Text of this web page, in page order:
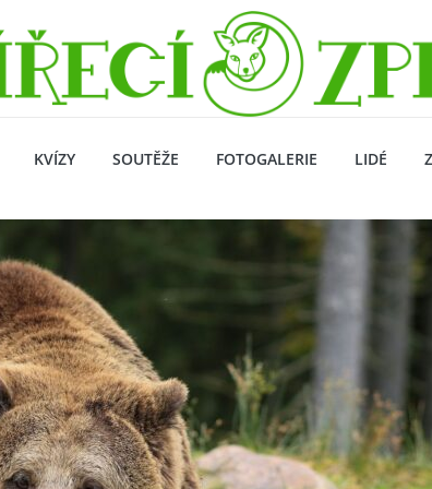
KVÍZY SOUTĚŽE FOTOGALERIE LIDÉ